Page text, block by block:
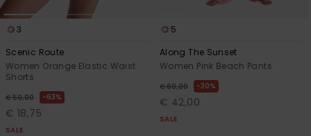
3
Scenic Route
Women Orange Elastic Waist
Shorts
€ 50,00 63%
€ 18,75
SALE
5
Along The Sunset
Women Pink Beach Pants
€ 60,00 30%
€ 42,00
SALE